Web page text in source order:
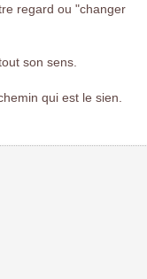
regard ou "changer
son sens.
qui est le sien.